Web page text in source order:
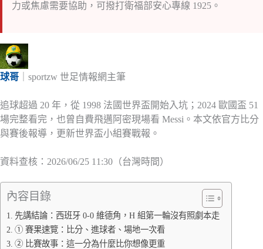
力或焦慮需要協助，可撥打衛福部安心專線 1925。
球哥 ｜sportzw 世足情報網主筆
追球超過 20 年，從 1998 法國世界盃開始入坑；2024 歐國盃 51
場完整看完，也曾自費飛邁阿密現場看 Messi。本文依官方比分
與賽後報導，更新世界盃小組賽戰報。
資料查核：2026/06/25 11:30（台灣時間）
內容目錄
先講結論：西班牙 0-0 維德角，H 組第一輪沒有照劇本走
① 賽果速覽：比分、進球者、場地一次看
② 比賽故事：這一分為什麼比你想像更重